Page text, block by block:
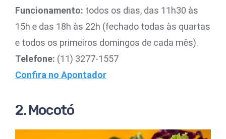
Funcionamento: todos os dias, das 11h30 às
15h e das 18h às 22h (fechado todas às quartas
e todos os primeiros domingos de cada mês).
Telefone: (11) 3277-1557
Confira no Apontador
2. Mocotó